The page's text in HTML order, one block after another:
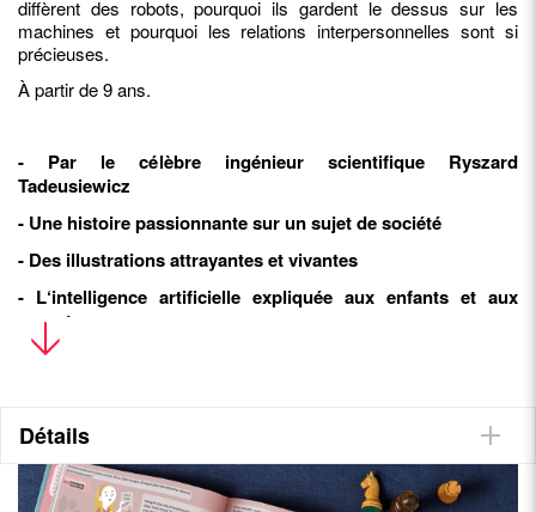
diffèrent des robots, pourquoi ils gardent le dessus sur les
machines et pourquoi les relations interpersonnelles sont si
précieuses.
À partir de 9 ans.
- Par le célèbre ingénieur scientifique Ryszard
Tadeusiewicz
- Une histoire passionnante sur un sujet de société
- Des illustrations attrayantes et vivantes
- L‘intelligence artificielle expliquée aux enfants et aux
parents
Détails